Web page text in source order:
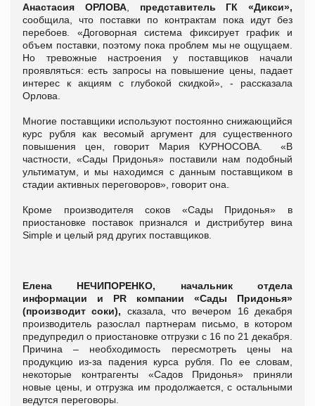
Анастасия ОРЛОВА, представитель ГК «Дикси»,
сообщила, что поставки по контрактам пока идут без
перебоев. «Договорная система фиксирует график и
объем поставки, поэтому пока проблем мы не ощущаем.
Но тревожные настроения у поставщиков начали
проявляться: есть запросы на повышение цены, падает
интерес к акциям с глубокой скидкой», - рассказала
Орлова.
Многие поставщики используют постоянно снижающийся
курс рубля как весомый аргумент для существенного
повышения цен, говорит Мария КУРНОСОВА. «В
частности, «Сады Придонья» поставили нам подобный
ультиматум, и мы находимся с данным поставщиком в
стадии активных переговоров», говорит она.
Кроме производителя соков «Сады Придонья» в
приостановке поставок признался и дистрибутер вина
Simple и целый ряд других поставщиков.
Елена НЕЧИПОРЕНКО,
начальник отдела
информации и PR компании «Сады Придонья»
(производит соки), сказала, что вечером 16 декабря
производитель разослал партнерам письмо, в котором
предупредил о приостановке отгрузки с 16 по 21 декабря.
Причина – необходимость пересмотреть цены на
продукцию из-за падения курса рубля. По ее словам,
некоторые контрагенты «Садов Придонья» приняли
новые цены, и отгрузка им продолжается, с остальными
ведутся переговоры.